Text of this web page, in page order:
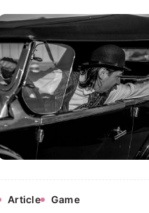
Article Game